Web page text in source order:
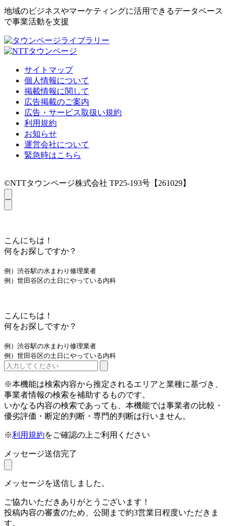
地域のビジネスやマーケティングに活用できるデータベース
で事業活動を支援
サイトマップ
個人情報について
掲載情報に関して
広告掲載のご案内
広告・サービス取扱い規約
利用規約
お知らせ
運営会社について
緊急時はこちら
©NTTタウンページ株式会社 TP25-193号【261029】
こんにちは！
何をお探しですか？
例）渋谷駅の水まわり修理業者
例）世田谷区の土日にやっている内科
こんにちは！
何をお探しですか？
例）渋谷駅の水まわり修理業者
例）世田谷区の土日にやっている内科
※本機能は検索内容から推定されるエリアと業種に基づき、
事業者情報の検索を補助するものです。
いかなる内容の検索であっても、本機能では事業者の比較・
優劣評価・断定的判断・専門的判断は行いません。
※利用規約をご確認の上ご利用ください
メッセージ送信完了
メッセージを送信しました。
ご協力いただきありがとうございます！
投稿内容の審査のため、公開まで約3営業日程度いただきま
す。